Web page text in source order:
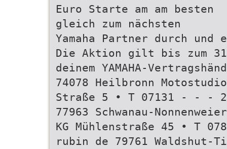
Euro Starte am am besten
gleich zum nächsten
Yamaha Partner durch
Die Aktion gilt bis zum
deinem YAMAHA-
74078 Heilbronn
Straße 5 • T 07131 - - - 2
77963 Schwanau-
KG Mühlenstraße 45 • T
rubin de 79761 Waldshut-